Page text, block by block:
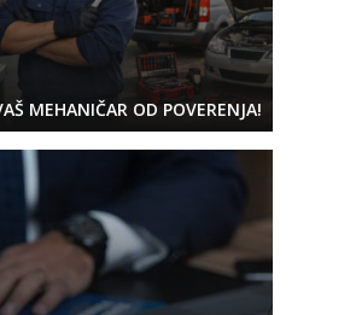
MEHANIČAR OD POVERENJA!